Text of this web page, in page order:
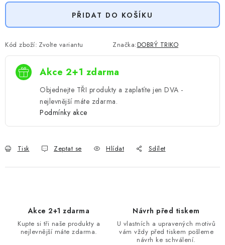
PŘIDAT DO KOŠÍKU
Kód zboží: Zvolte variantu Značka:DOBRÝ TRIKO
Akce 2+1 zdarma
Objednejte TŘI produkty a zaplatíte jen DVA -
nejlevnější máte zdarma.
Podmínky akce
Tisk Zeptat se Hlídat Sdílet
Akce 2+1 zdarma
Kupte si tři naše produkty a
nejlevnější máte zdarma.
Návrh před tiskem
U vlastních a upravených motivů
vám vždy před tiskem pošleme
návrh ke schválení.